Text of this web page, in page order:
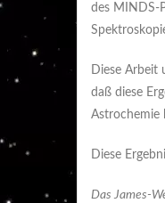
des MINDS-
Diese
daß diese
Astrochemie
Diese
Das James-